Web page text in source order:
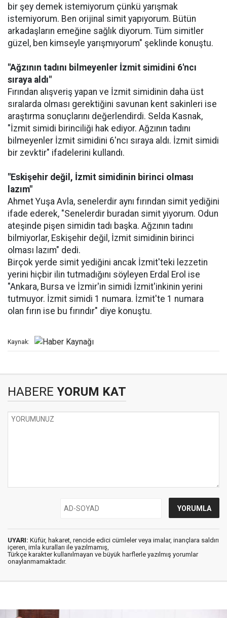
bir şey demek istemiyorum çünkü yarışmak
istemiyorum. Ben orijinal simit yapıyorum. Bütün
arkadaşların emeğine sağlık diyorum. Tüm simitler
güzel, ben kimseyle yarışmıyorum" şeklinde konuştu.
"Ağzının tadını bilmeyenler İzmit simidini 6'ncı
sıraya aldı"
Fırından alışveriş yapan ve İzmit simidinin daha üst
sıralarda olması gerektiğini savunan kent sakinleri ise
araştırma sonuçlarını değerlendirdi. Selda Kasnak,
"İzmit simidi birinciliği hak ediyor. Ağzının tadını
bilmeyenler İzmit simidini 6'ncı sıraya aldı. İzmit simidi
bir zevktir" ifadelerini kullandı.
"Eskişehir değil, İzmit simidinin birinci olması
lazım"
Ahmet Yuşa Avla, senelerdir aynı fırından simit yediğini
ifade ederek, "Senelerdir buradan simit yiyorum. Odun
ateşinde pişen simidin tadı başka. Ağzının tadını
bilmiyorlar, Eskişehir değil, İzmit simidinin birinci
olması lazım" dedi.
Birçok yerde simit yediğini ancak İzmit'teki lezzetin
yerini hiçbir ilin tutmadığını söyleyen Erdal Erol ise
"Ankara, Bursa ve İzmir'in simidi İzmit'inkinin yerini
tutmuyor. İzmit simidi 1 numara. İzmit'te 1 numara
olan fırın ise bu fırındır" diye konuştu.
Kaynak:
HABERE YORUM KAT
UYARI: Küfür, hakaret, rencide edici cümleler veya imalar, inançlara saldırı
içeren, imla kuralları ile yazılmamış,
Türkçe karakter kullanılmayan ve büyük harflerle yazılmış yorumlar
onaylanmamaktadır.